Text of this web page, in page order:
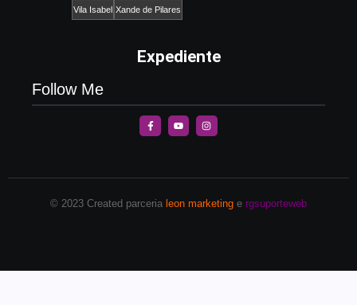
Vila Isabel Xande de Pilares
Expediente
Follow Me
© 2023 Created parceria leon marketing e rgsuporteweb